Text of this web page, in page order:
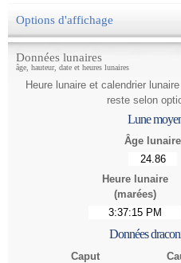
Options d'affichage
Données lunaires
âge, hauteur, date et heures lunaires
Heure lunaire et calendrier lunaire
reste selon
Lune
Âge lunaire
Heure lunaire
(marées)
Données
Caput